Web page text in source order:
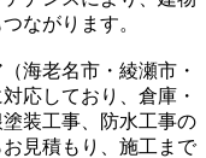
ながります。
海老名市・綾瀬市・
応しており、倉庫・
装工事、防水工事の
見積もり、施工まで